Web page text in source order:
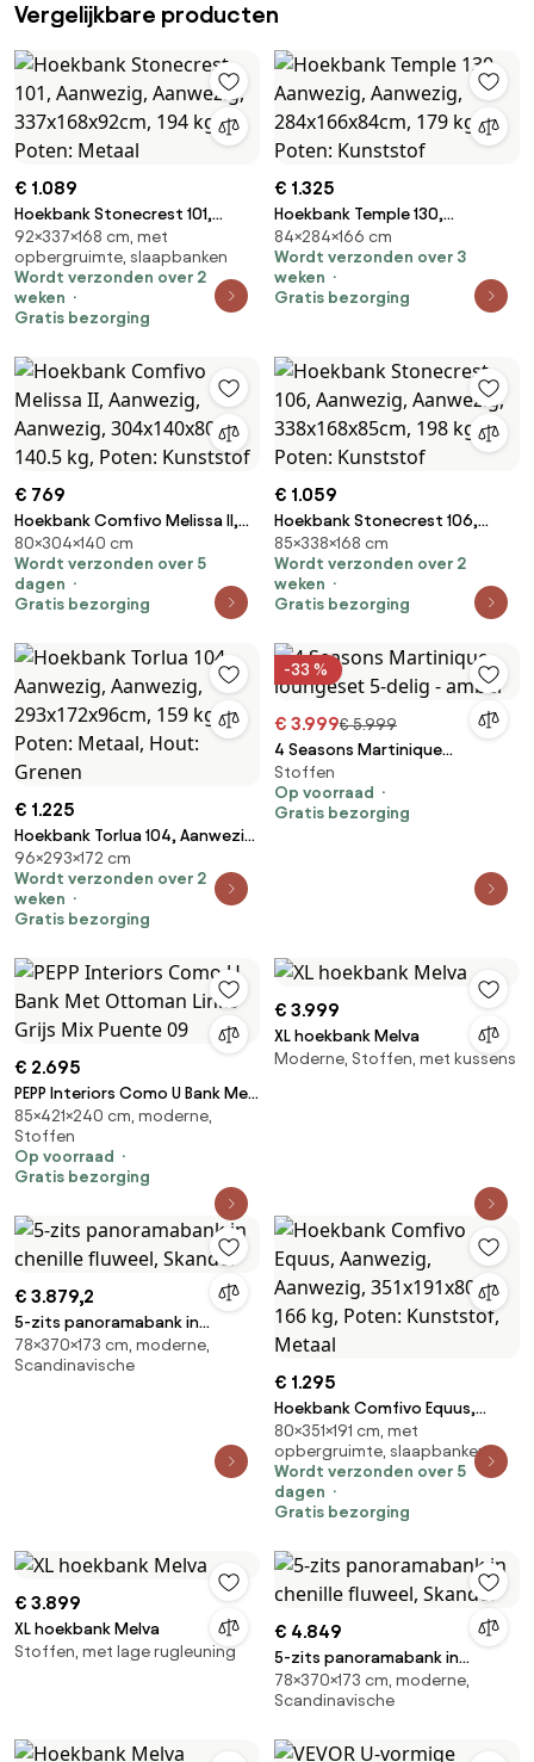
Vergelijkbare producten
€ 1.089
Hoekbank Stonecrest 101,
Aanwezig, Aanwezig,
337x168x92cm, 194 kg, Poten:
Metaal
92×337×168 cm, met
opbergruimte, slaapbanken
Wordt verzonden over 2
weken
Gratis bezorging
€ 1.325
Hoekbank Temple 130,
Aanwezig, Aanwezig,
284x166x84cm, 179 kg, Poten:
Kunststof
84×284×166 cm
Wordt verzonden over 3
weken
Gratis bezorging
€ 769
Hoekbank Comfivo Melissa II,
Aanwezig, Aanwezig,
304x140x80cm, 140.5 kg,
Poten: Kunststof
80×304×140 cm
Wordt verzonden over 5
dagen
Gratis bezorging
€ 1.059
Hoekbank Stonecrest 106,
Aanwezig, Aanwezig,
338x168x85cm, 198 kg, Poten:
Kunststof
85×338×168 cm
Wordt verzonden over 2
weken
Gratis bezorging
€ 1.225
Hoekbank Torlua 104, Aanwezig,
Aanwezig, 293x172x96cm, 159
kg, Poten: Metaal, Hout:
Grenen
96×293×172 cm
Wordt verzonden over 2
weken
Gratis bezorging
-33 %
€ 3.999€ 5.999
4 Seasons Martinique
loungeset 5-delig - amber
Stoffen
Op voorraad
Gratis bezorging
€ 2.695
PEPP Interiors Como U Bank Met
Ottoman Links Grijs Mix Puente
09
85×421×240 cm, moderne,
Stoffen
Op voorraad
Gratis bezorging
€ 3.999
XL hoekbank Melva
Moderne, Stoffen, met kussens
€ 3.879,2
5-zits panoramabank in
chenille fluweel, Skander
78×370×173 cm, moderne,
Scandinavische
€ 1.295
Hoekbank Comfivo Equus,
Aanwezig, Aanwezig,
351x191x80cm, 166 kg, Poten:
Kunststof, Metaal
80×351×191 cm, met
opbergruimte, slaapbanken
Wordt verzonden over 5
dagen
Gratis bezorging
€ 3.899
XL hoekbank Melva
Stoffen, met lage rugleuning
€ 4.849
5-zits panoramabank in
chenille fluweel, Skander
78×370×173 cm, moderne,
Scandinavische